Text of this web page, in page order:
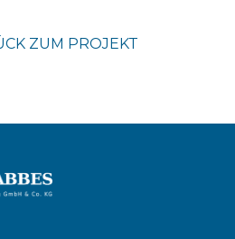
ZUM PROJEKT